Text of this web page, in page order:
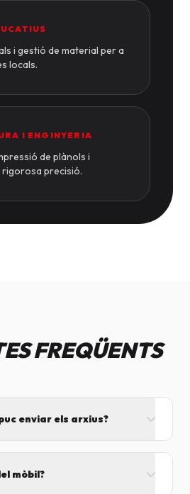
i gestió de material per a
locals.
I ENGINYERIA
de plànols i
precisió.
FREQÜENTS
enviar els arxius?
mòbil?